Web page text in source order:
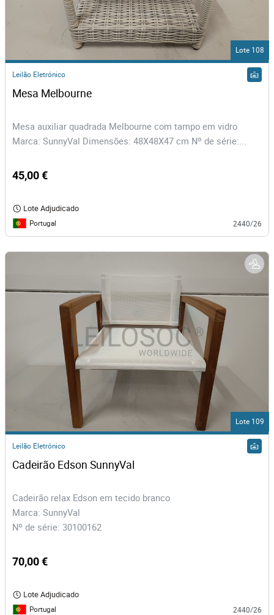
Lote 108
Leilão Eletrónico
Mesa Melbourne
Mesa auxiliar quadrada Melbourne com tampo em vidro
Marca: SunnyVal Dimensões: 48X48X47 cm Nº de série:...
45,00 €
Lote Adjudicado
Portugal 2440/26
Lote 109
Leilão Eletrónico
Cadeirão Edson SunnyVal
Cadeirão relax Edson em tecido branco
Marca: SunnyVal
Nº de série: 30100162
70,00 €
Lote Adjudicado
Portugal 2440/26